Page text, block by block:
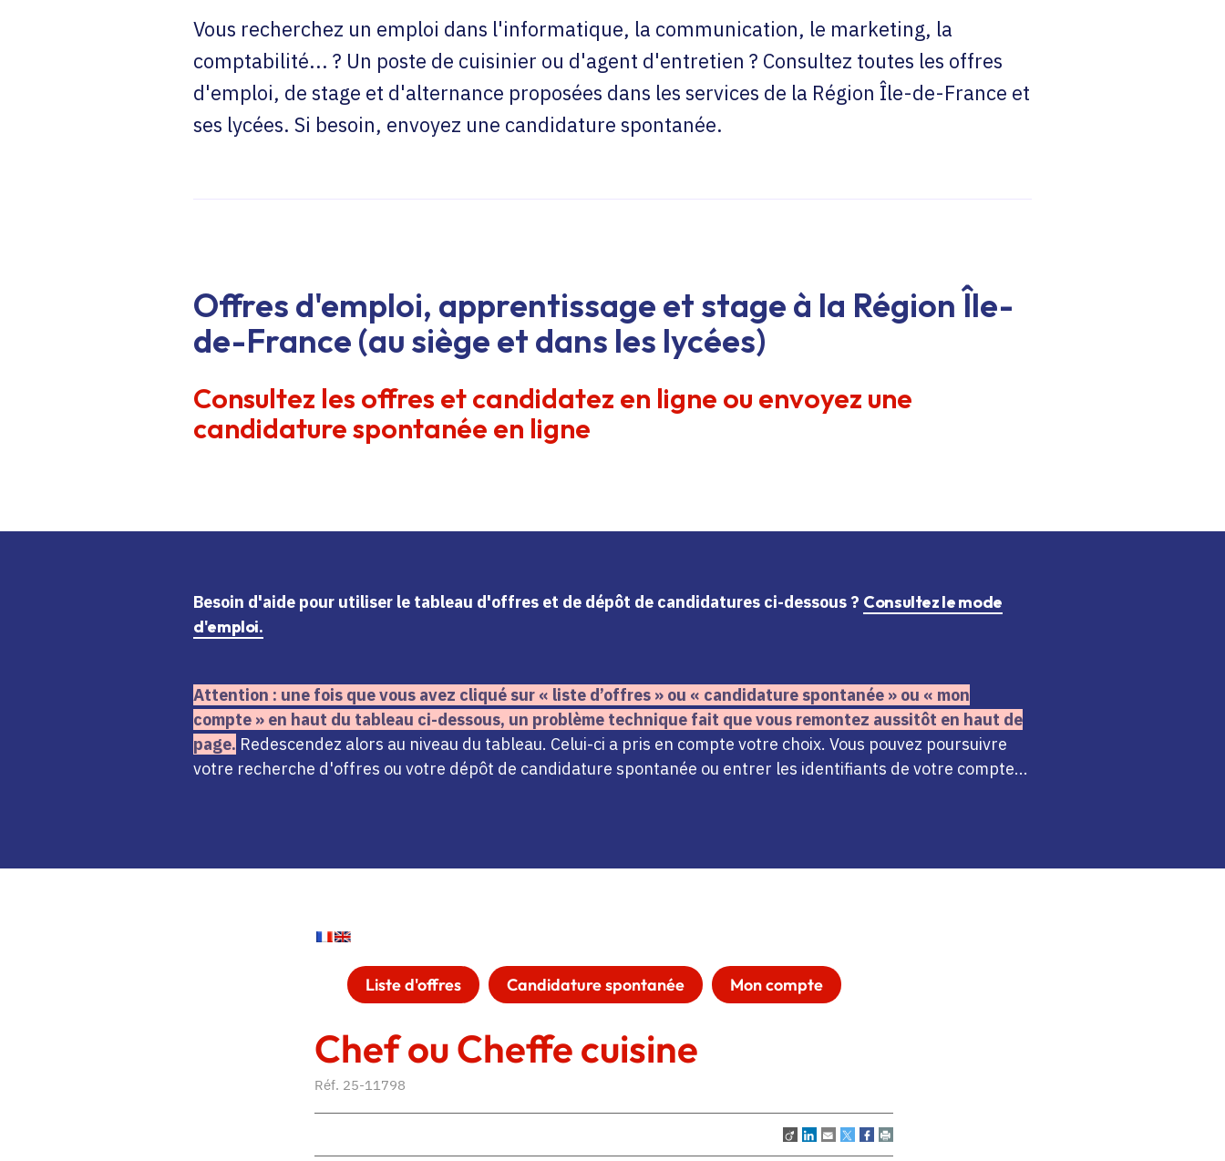
Vous recherchez un emploi dans l'informatique, la communication, le marketing, la
comptabilité... ? Un poste de cuisinier ou d'agent d'entretien ? Consultez toutes les offres
d'emploi, de stage et d'alternance proposées dans les services de la Région Île-de-France et
ses lycées. Si besoin, envoyez une candidature spontanée.
Offres d'emploi, apprentissage et stage à la Région Île-
de-France (au siège et dans les lycées)
Consultez les offres et candidatez en ligne ou envoyez une
candidature spontanée en ligne
Besoin d'aide pour utiliser le tableau d'offres et de dépôt de candidatures ci-dessous ? Consultez le mode
d'emploi.
Attention : une fois que vous avez cliqué sur « liste d’offres » ou « candidature spontanée » ou « mon
compte » en haut du tableau ci-dessous, un problème technique fait que vous remontez aussitôt en haut de
page. Redescendez alors au niveau du tableau. Celui-ci a pris en compte votre choix. Vous pouvez poursuivre
votre recherche d'offres ou votre dépôt de candidature spontanée ou entrer les identifiants de votre compte...